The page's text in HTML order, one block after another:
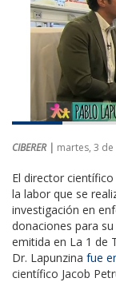
CIBERER | martes, 3
El director científico
la labor que se
investigación en
donaciones para
emitida en La 1 de
Dr. Lapunzina fue
científico Jacob